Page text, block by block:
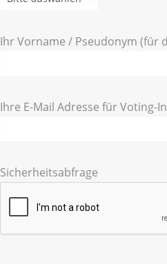
Ihr Vorname / Pseudonym (für
Ihre E-Mail Adresse für Voting-
Sicherheitsabfrage